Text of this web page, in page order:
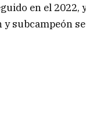
en el 2022,
subcampeón